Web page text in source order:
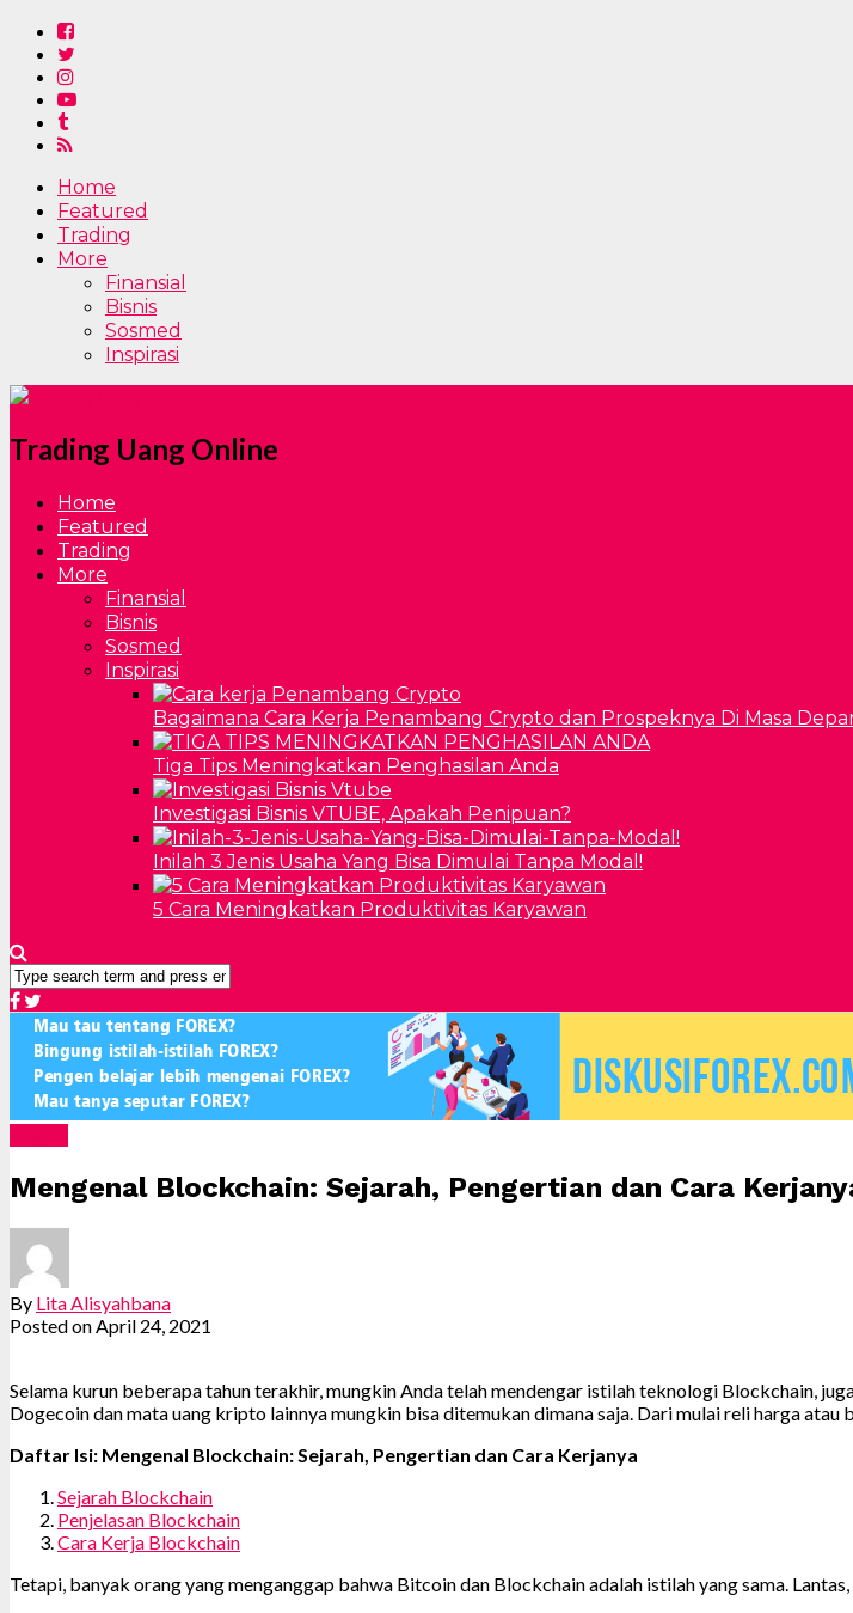
Home
Featured
Trading
More
Finansial
Bisnis
Sosmed
Inspirasi
Trading Uang Online
Home
Featured
Trading
More
Finansial
Bisnis
Sosmed
Inspirasi
Bagaimana Cara Kerja Penambang Crypto dan Prospeknya Di Masa
Tiga Tips Meningkatkan Penghasilan Anda
Investigasi Bisnis VTUBE, Apakah Penipuan?
Inilah 3 Jenis Usaha Yang Bisa Dimulai Tanpa Modal!
5 Cara Meningkatkan Produktivitas Karyawan
Mengenal Blockchain: Sejarah, Pengertian dan Cara
By Lita Alisyahbana
Posted on April 24, 2021
Selama kurun beberapa tahun terakhir, mungkin Anda telah mendengar istilah teknologi Blockchain,
Dogecoin dan mata uang kripto lainnya mungkin bisa ditemukan dimana saja. Dari mulai reli harga
Daftar Isi: Mengenal Blockchain: Sejarah, Pengertian dan Cara Kerjanya
Sejarah Blockchain
Penjelasan Blockchain
Cara Kerja Blockchain
Tetapi, banyak orang yang menganggap bahwa Bitcoin dan Blockchain adalah istilah yang sama.